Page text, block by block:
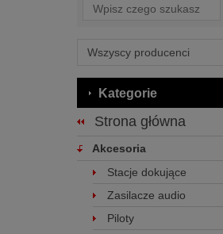
Wyszukaj
Kategorie
Strona główna
Akcesoria
Stacje dokujące
Zasilacze audio
Piloty